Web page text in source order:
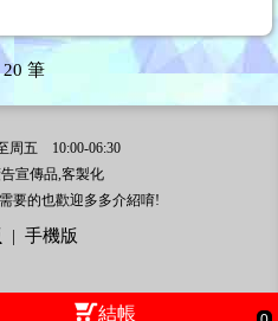
結帳
20 筆
周五 10:00-06:30
宣傳品,客製化
要的也歡迎多多介紹唷!
| 手機版